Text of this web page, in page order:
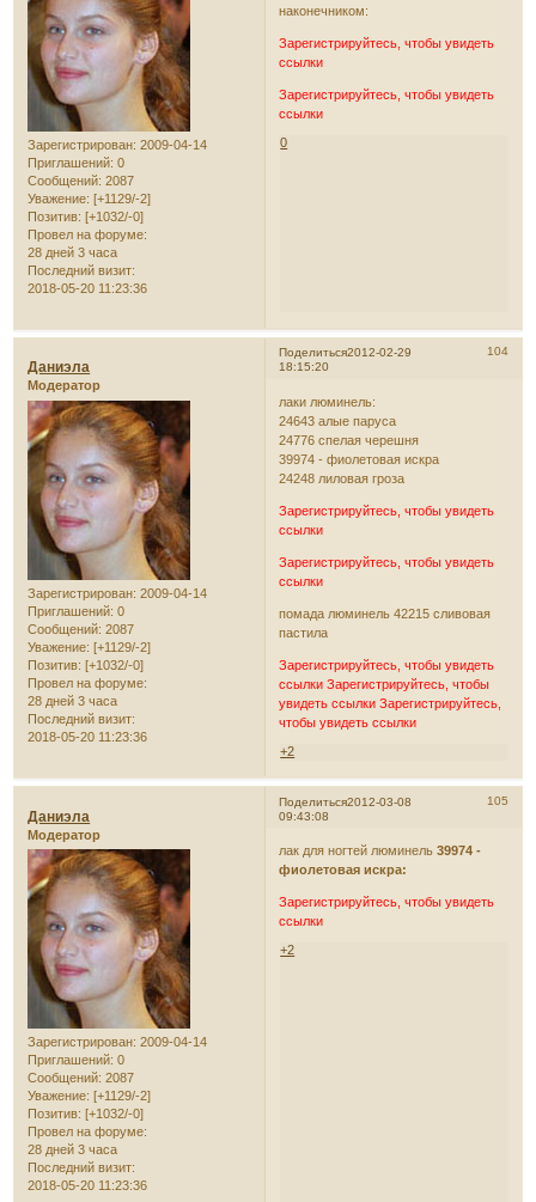
Зарегистрирован: 2009-04-14
Приглашений: 0
Сообщений: 2087
Уважение: [+1129/-2]
Позитив: [+1032/-0]
Провел на форуме:
28 дней 3 часа
Последний визит:
2018-05-20 11:23:36
наконечником:
Зарегистрируйтесь, чтобы увидеть
ссылки
Зарегистрируйтесь, чтобы увидеть
ссылки
0
Поделиться 104
2012-02-29
18:15:20
Даниэла
Модератор
Зарегистрирован: 2009-04-14
Приглашений: 0
Сообщений: 2087
Уважение: [+1129/-2]
Позитив: [+1032/-0]
Провел на форуме:
28 дней 3 часа
Последний визит:
2018-05-20 11:23:36
лаки люминель:
24643 алые паруса
24776 спелая черешня
39974 - фиолетовая искра
24248 лиловая гроза
Зарегистрируйтесь, чтобы увидеть
ссылки
Зарегистрируйтесь, чтобы увидеть
ссылки
помада люминель 42215 сливовая
пастила
Зарегистрируйтесь, чтобы увидеть
ссылки Зарегистрируйтесь, чтобы
увидеть ссылки Зарегистрируйтесь,
чтобы увидеть ссылки
+2
Поделиться 105
2012-03-08
09:43:08
Даниэла
Модератор
Зарегистрирован: 2009-04-14
Приглашений: 0
Сообщений: 2087
Уважение: [+1129/-2]
Позитив: [+1032/-0]
Провел на форуме:
28 дней 3 часа
Последний визит:
2018-05-20 11:23:36
лак для ногтей люминель39974 -
фиолетовая искра:
Зарегистрируйтесь, чтобы увидеть
ссылки
+2